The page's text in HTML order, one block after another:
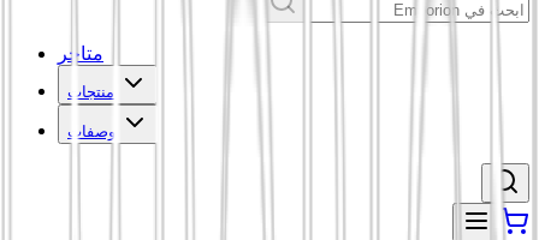
متاجر
منتجات
وصفات